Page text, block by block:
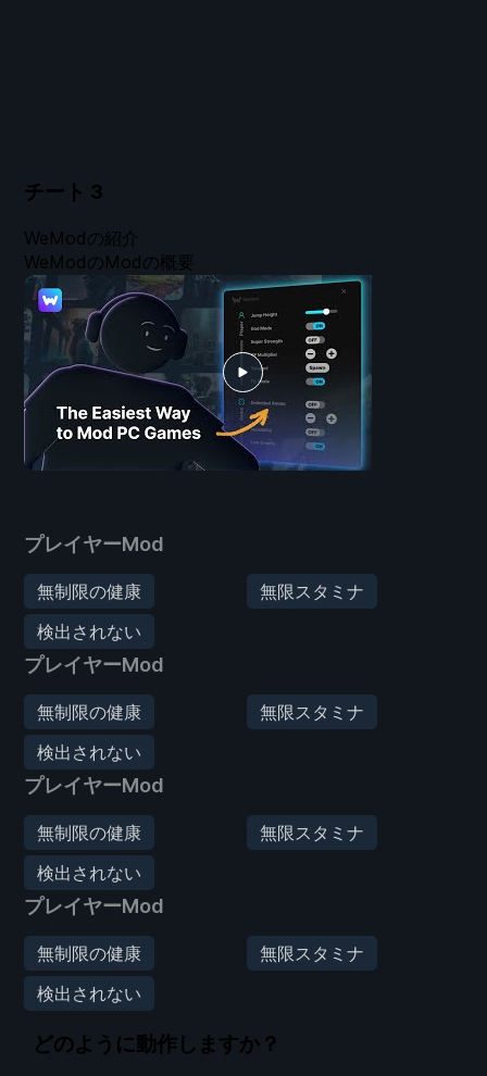
チート 3
プレイヤーMod
無制限の健康
無限スタミナ
検出されない
プレイヤーMod
無制限の健康
無限スタミナ
検出されない
プレイヤーMod
無制限の健康
無限スタミナ
検出されない
プレイヤーMod
無制限の健康
無限スタミナ
検出されない
WeModの紹介
WeModのModの概要
どのように動作しますか？